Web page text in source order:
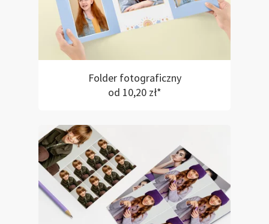
Folder fotograficzny
od 10,20 zł*